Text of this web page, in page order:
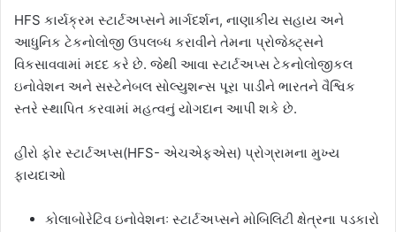
HFS કાર્યક્રમ સ્ટાર્ટઅપ્સને માર્ગદર્શન, નાણાકીય સહાય અને
આધુનિક ટેકનોલોજી ઉપલબ્ધ કરાવીને તેમના પ્રોજેક્ટ્સને
વિકસાવવામાં મદદ કરે છે. જેથી આવા સ્ટાર્ટઅપ્સ ટેકનોલોજીકલ
ઇનોવેશન અને સસ્ટેનેબલ સોલ્યુશન્સ પૂરા પાડીને ભારતને વૈશ્વિક
સ્તરે સ્થાપિત કરવામાં મહત્વનું યોગદાન આપી શકે છે.
હીરો ફોર સ્ટાર્ટઅપ્સ(HFS- એચએફએસ) પ્રોગ્રામના મુખ્ય
ફાયદાઓ
કોલાબોરેટિવ ઇનોવેશનઃ સ્ટાર્ટઅપ્સને મોબિલિટી ક્ષેત્રના પડકારો